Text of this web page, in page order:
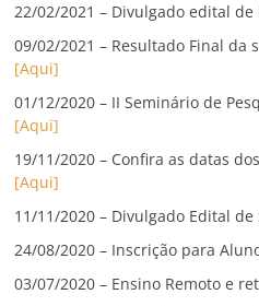
22/02/2021 – Divulgado edital de
09/02/2021 – Resultado Final da
[Aqui]
01/12/2020 – II Seminário de
[Aqui]
19/11/2020 – Confira as datas
[Aqui]
11/11/2020 – Divulgado Edital de
24/08/2020 – Inscrição para
03/07/2020 – Ensino Remoto e